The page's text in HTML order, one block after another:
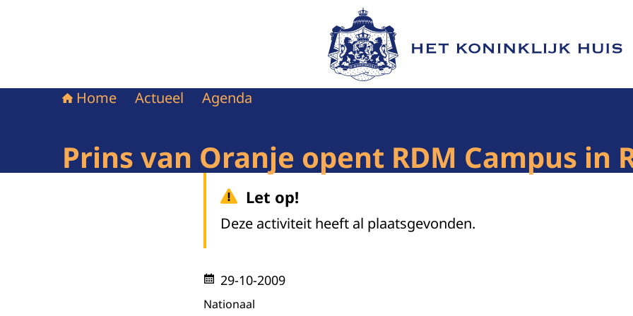
Naar de homepage van Het Koninklijk Huis
Home Actueel Agenda
Prins van Oranje opent RDM Campus in
Let op!
Deze activiteit heeft al plaatsgevonden.
29-10-2009
Nationaal